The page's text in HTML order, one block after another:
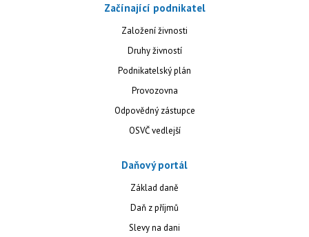
Začínající podnikatel
Založení živnosti
Druhy živností
Podnikatelský plán
Provozovna
Odpovědný zástupce
OSVČ vedlejší
Daňový portál
Základ daně
Daň z příjmů
Slevy na dani